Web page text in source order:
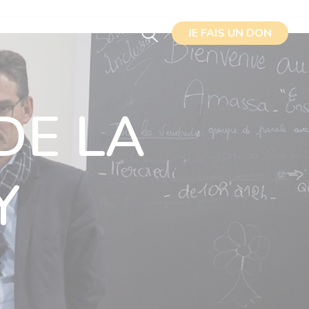
JE FAIS UN DON
JE FAIS UN DON J'ADHÈRE
LA